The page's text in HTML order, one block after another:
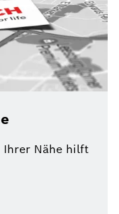
Ihrer Nähe hilft